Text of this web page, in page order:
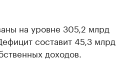
на уровне 305,2 млрд
составит 45,3 млрд
доходов.